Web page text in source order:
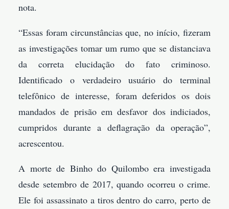
nota.
“Essas foram circunstâncias que, no início, fizeram
as investigações tomar um rumo que se distanciava
da correta elucidação do fato criminoso.
Identificado o verdadeiro usuário do terminal
telefônico de interesse, foram deferidos os dois
mandados de prisão em desfavor dos indiciados,
cumpridos durante a deflagração da operação”,
acrescentou.
A morte de Binho do Quilombo era investigada
desde setembro de 2017, quando ocorreu o crime.
Ele foi assassinato a tiros dentro do carro, perto de